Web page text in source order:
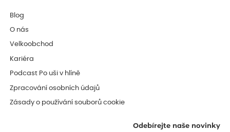
Blog
O nás
Velkoobchod
Kariéra
Podcast Po uši v hlíně
Zpracování osobních údajů
Zásady o používání souborů cookie
Odebírejte naše novinky